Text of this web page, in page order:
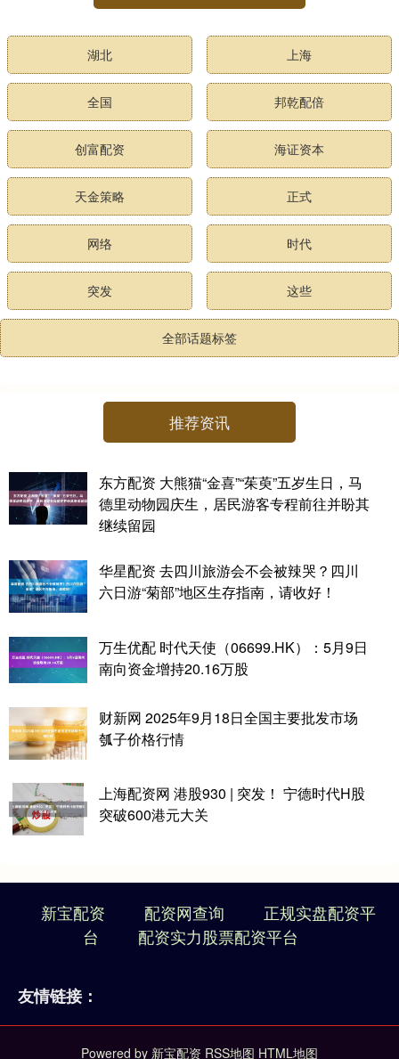
湖北 上海
全国 邦乾配倍
创富配资 海证资本
天金策略 正式
网络 时代
突发 这些
全部话题标签
推荐资讯
东方配资 大熊猫“金喜”“茱萸”五岁生日，马
德里动物园庆生，居民游客专程前往并盼其
继续留园
华星配资 去四川旅游会不会被辣哭？四川
六日游“菊部”地区生存指南，请收好！
万生优配 时代天使（06699.HK）：5月9日
南向资金增持20.16万股
财新网 2025年9月18日全国主要批发市场
瓠子价格行情
上海配资网 港股930 | 突发！ 宁德时代H股
突破600港元大关
新宝配资 配资网查询
正规实盘配资平
台
配资实力股票配资平台
友情链接：
Powered by 新宝配资 RSS地图 HTML地图